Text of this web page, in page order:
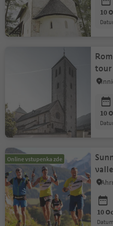
10
tour
10
Online vstupenka zde
10